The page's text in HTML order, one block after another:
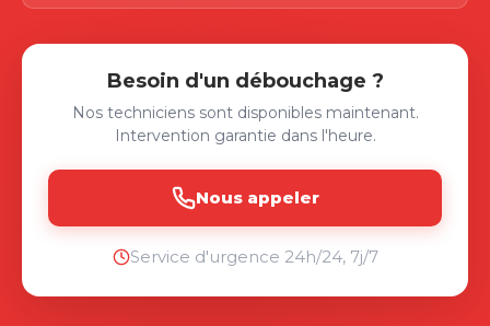
Besoin d'un débouchage ?
Nos techniciens sont disponibles maintenant.
Intervention garantie dans l'heure.
Nous appeler
Service d'urgence 24h/24, 7j/7